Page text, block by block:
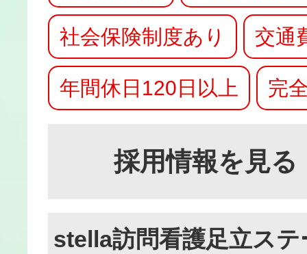
社会保険制度あり 交通
年間休日120日以上 完
採用情報を見る
stella訪問看護足立ス